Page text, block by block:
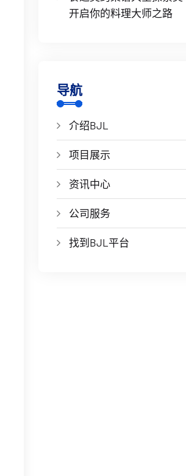
开启你的料理大师之路
导航
介绍BJL
项目展示
资讯中心
公司服务
找到BJL平台